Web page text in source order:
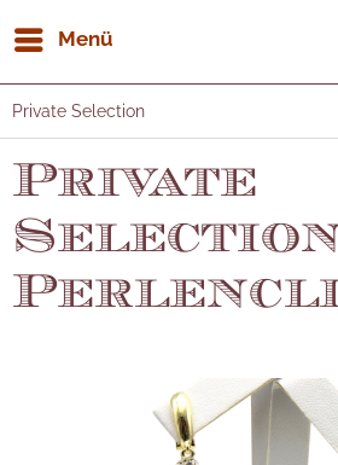
Menü
Private Selection
Private